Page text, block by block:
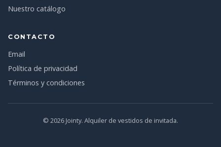
Nuestro catálogo
CONTACTO
Email
Política de privacidad
Términos y condiciones
© 2026 Jointy. Alquiler de vestidos de invitada.